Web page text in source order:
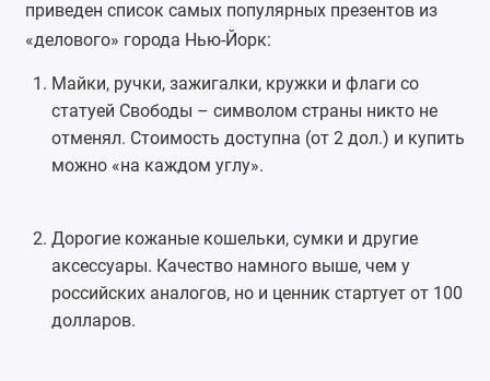
приведен список самых популярных презентов из
«делового» города Нью-Йорк:
Майки, ручки, зажигалки, кружки и флаги со
статуей Свободы – символом страны никто не
отменял. Стоимость доступна (от 2 дол.) и купить
можно «на каждом углу».
Дорогие кожаные кошельки, сумки и другие
аксессуары. Качество намного выше, чем у
российских аналогов, но и ценник стартует от 100
долларов.